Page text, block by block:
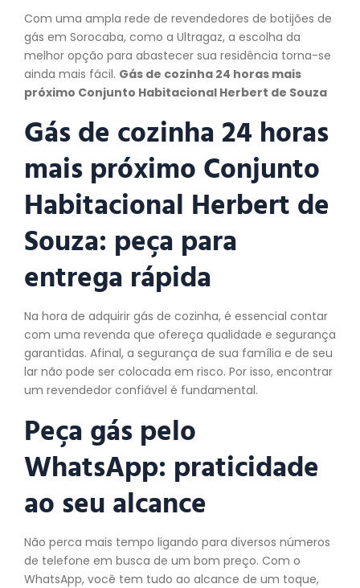
Com uma ampla rede de revendedores de botijões de
gás em Sorocaba, como a Ultragaz, a escolha da
melhor opção para abastecer sua residência torna-se
ainda mais fácil. Gás de cozinha 24 horas mais
próximo Conjunto Habitacional Herbert de Souza
Gás de cozinha 24 horas
mais próximo Conjunto
Habitacional Herbert de
Souza: peça para
entrega rápida
Na hora de adquirir gás de cozinha, é essencial contar
com uma revenda que ofereça qualidade e segurança
garantidas. Afinal, a segurança de sua família e de seu
lar não pode ser colocada em risco. Por isso, encontrar
um revendedor confiável é fundamental.
Peça gás pelo
WhatsApp: praticidade
ao seu alcance
Não perca mais tempo ligando para diversos números
de telefone em busca de um bom preço. Com o
WhatsApp, você tem tudo ao alcance de um toque,